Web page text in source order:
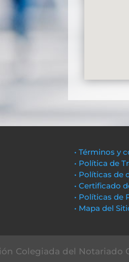
• Términos y
• Política de
• Políticas de
• Certificado
• Políticas de
• Mapa del
Colegiada del Notariado